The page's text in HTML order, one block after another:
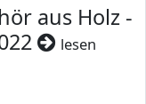
aus Holz -
lesen